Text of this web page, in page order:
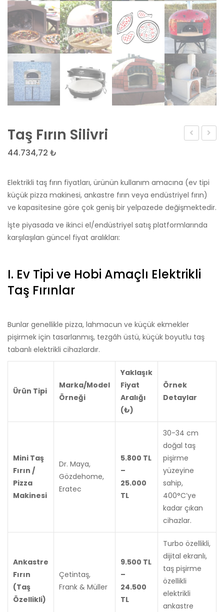
Fırını
–
Çatılı
Taş Fırın Silivri
44.734,72 ₺
Elektrikli taş fırın fiyatları, ürünün kullanım amacına (ev tipi
küçük pizza makinesi, ankastre fırın veya endüstriyel fırın)
ve kapasitesine göre çok geniş bir yelpazede değişmektedir.
İşte piyasada ve ikinci el/endüstriyel satış platformlarında
karşılaşılan güncel fiyat aralıkları:
I. Ev Tipi ve Hobi Amaçlı Elektrikli
Taş Fırınlar
Bunlar genellikle pizza, lahmacun ve küçük ekmekler
pişirmek için tasarlanmış, tezgâh üstü, küçük boyutlu taş
tabanlı elektrikli cihazlardır.
Ürün Tipi
Marka/Model
Örneği
Yaklaşık
Fiyat
Aralığı
(₺)
Örnek
Detaylar
Mini Taş
Fırın /
Pizza
Makinesi
Dr. Maya,
Gözdehome,
Eratec
5.800 TL
–
25.000
TL
30-34 cm
doğal taş
pişirme
yüzeyine
sahip,
400°C’ye
kadar çıkan
cihazlar.
Ankastre
Fırın
(Taş
Özellikli)
Çetintaş,
Frank & Müller
9.500 TL
–
24.500
TL
Turbo özellikli,
dijital ekranlı,
taş pişirme
özellikli
elektrikli
ankastre